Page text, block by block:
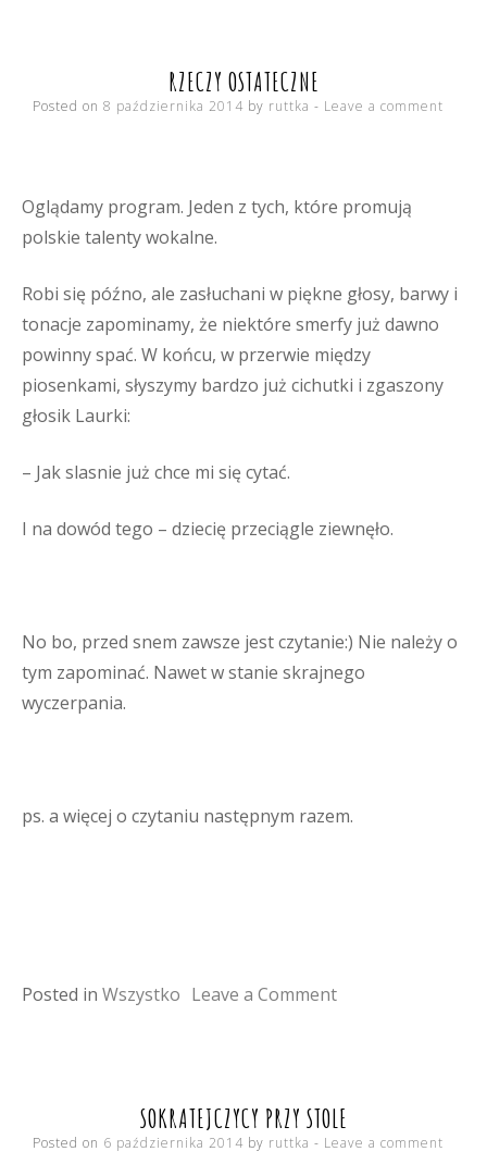
RZECZY OSTATECZNE
Posted on 8 października 2014 by ruttka Leave a comment
Oglądamy program. Jeden z tych, które promują
polskie talenty wokalne.
Robi się późno, ale zasłuchani w piękne głosy, barwy i
tonacje zapominamy, że niektóre smerfy już dawno
powinny spać. W końcu, w przerwie między
piosenkami, słyszymy bardzo już cichutki i zgaszony
głosik Laurki:
– Jak slasnie już chce mi się cytać.
I na dowód tego – dziecię przeciągle ziewnęło.
No bo, przed snem zawsze jest czytanie:) Nie należy o
tym zapominać. Nawet w stanie skrajnego
wyczerpania.
ps. a więcej o czytaniu następnym razem.
Posted in Wszystko Leave a Commenton
SOKRATEJCZYCY PRZY STOLE
Posted on 6 października 2014 by ruttka Leave a comment